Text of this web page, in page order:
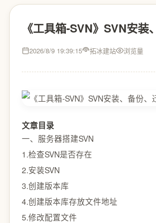
《工具箱-SVN》SVN安
2026/8/9 19:39:15 拓冰建站 浏览量
文章目录
一、服务器搭建SVN
1.检查SVN是否存在
2.安装SVN
3.创建版本库
4.创建版本库存放文件地址
5.修改配置文件